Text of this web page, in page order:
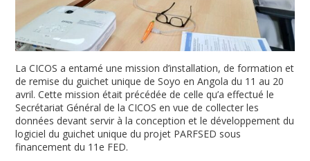
La CICOS a entamé une mission d’installation, de formation et
de remise du guichet unique de Soyo en Angola du 11 au 20
avril. Cette mission était précédée de celle qu’a effectué le
Secrétariat Général de la CICOS en vue de collecter les
données devant servir à la conception et le développement du
logiciel du guichet unique du projet PARFSED sous
financement du 11e FED.